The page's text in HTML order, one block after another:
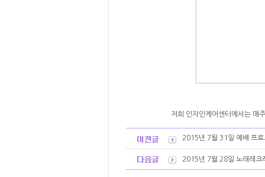
저희 인자인케어센터에서는 매
2015년 7월 31일 예배 프로
2015년 7월 28일 노래레크